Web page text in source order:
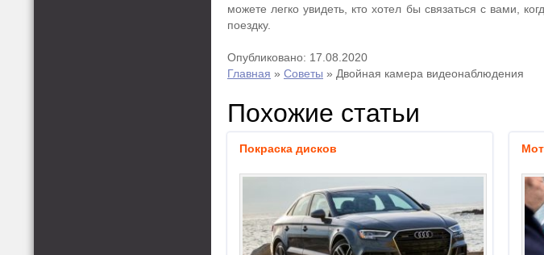
можете легко увидеть, кто хотел бы связаться с вами,
поездку.
Опубликовано: 17.08.2020
Главная » Советы » Двойная камера видеонаблюдения
Похожие статьи
Покраска дисков